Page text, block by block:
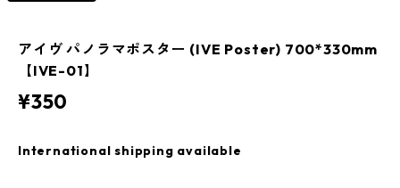
アイヴ パノラマポスター (IVE Poster) 700*330mm
【IVE-01】
¥350
International shipping available